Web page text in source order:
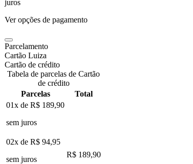
juros
Ver opções de pagamento
Parcelamento
Cartão Luiza
Cartão de crédito
Tabela de parcelas de Cartão
de crédito
Parcelas
Total
01x de R$ 189,90
sem juros
02x de R$ 94,95
sem juros
R$ 189,90